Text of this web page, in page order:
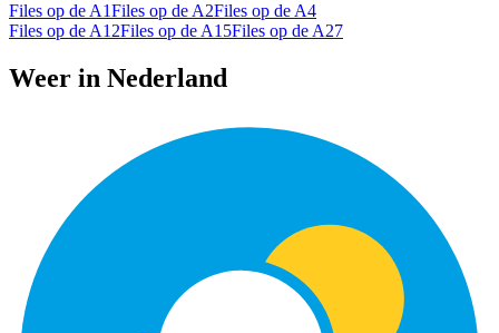
Files op de A1Files op de A2Files op de A4
Files op de A12Files op de A15Files op de A27
Weer in Nederland